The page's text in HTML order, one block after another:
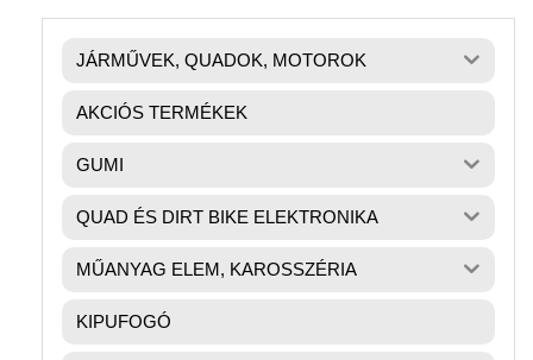
JÁRMŰVEK, QUADOK, MOTOROK
AKCIÓS TERMÉKEK
GUMI
QUAD ÉS DIRT BIKE ELEKTRONIKA
MŰANYAG ELEM, KAROSSZÉRIA
KIPUFOGÓ